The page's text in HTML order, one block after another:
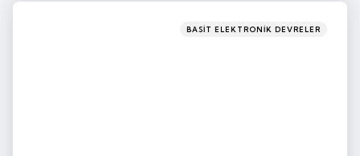
Categories
Posted
BASIT ELEKTRONIK DEVRELER